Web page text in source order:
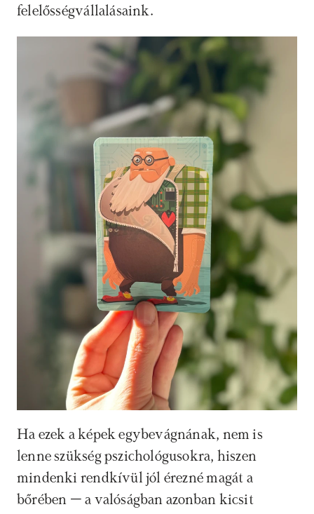
felelősségvállalásaink.
Ha ezek a képek egybevágnának, nem is
lenne szükség pszichológusokra, hiszen
mindenki rendkívül jól érezné magát a
bőrében – a valóságban azonban kicsit